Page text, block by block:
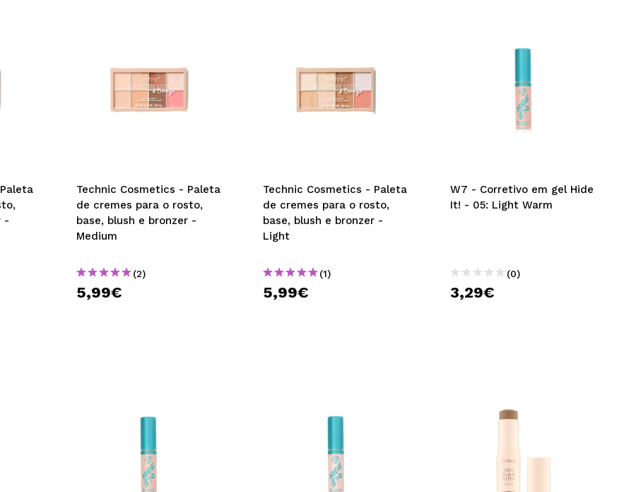
-
Technic Cosmetics - Paleta
de cremes para o rosto,
base, blush e bronzer -
Medium
(2)
5,99€
Technic Cosmetics - Paleta
de cremes para o rosto,
base, blush e bronzer -
Light
(1)
5,99€
W7 - Corretivo em gel Hide
It! - 05: Light Warm
(0)
3,29€